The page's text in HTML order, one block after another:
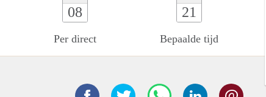
08
Per direct
21
Bepaalde tijd